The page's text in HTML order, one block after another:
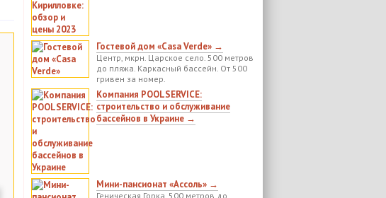
Гостевой дом «Casa Verde» →
Центр, мкрн. Царское село. 500 метров
до пляжа. Каркасный бассейн. От 500
гривен за номер.
Компания POOLSERVICE:
строительство и обслуживание
бассейнов в Украине →
Мини-пансионат «Ассоль» →
Геническая Горка. 500 метров до